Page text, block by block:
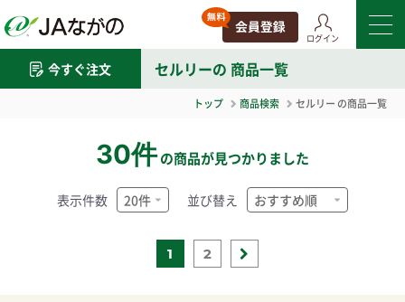
ログイン
今すぐ注文 セルリーの 商品一覧
トップ 商品検索 セルリー の商品一覧
30件の商品が見つかりました
1 2
表示件数 並び替え